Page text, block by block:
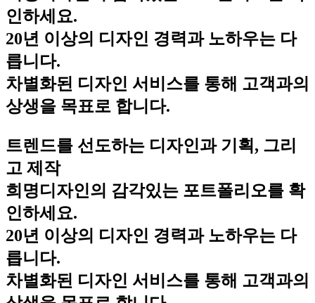
인하세요.
20년 이상의 디자인 경력과 노하우는 다
릅니다.
차별화된 디자인 서비스를 통해 고객과의
상생을 목표로 합니다.
트렌드를 선도하는 디자인과 기획, 그리
고 제작
희명디자인의 감각있는 포트폴리오를 확
인하세요.
20년 이상의 디자인 경력과 노하우는 다
릅니다.
차별화된 디자인 서비스를 통해 고객과의